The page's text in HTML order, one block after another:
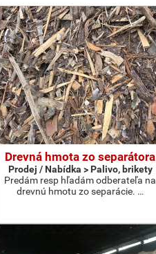
Drevná hmota zo separátora
Prodej / Nabídka > Palivo, brikety
Predám resp hľadám odberateľa na
drevnú hmotu zo separácie. …